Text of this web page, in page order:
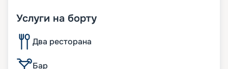
Услуги на борту
Два ресторана
Бар